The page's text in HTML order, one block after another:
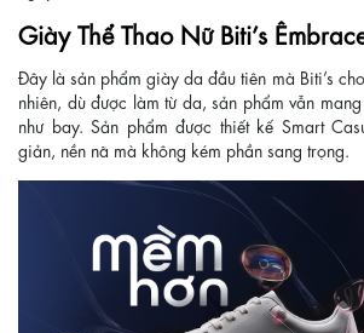
Giày Thể Thao Nữ Biti’s
Đây là sản phẩm giày da đầu tiên mà Biti’s
nhiên, dù được làm từ da, sản phẩm vẫn
như bay. Sản phẩm được thiết kế Smart
giản, nền nã mà không kém phần sang trọng.